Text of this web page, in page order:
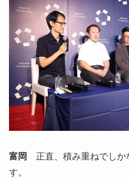
富岡
正直、積み重ねでしか
す。